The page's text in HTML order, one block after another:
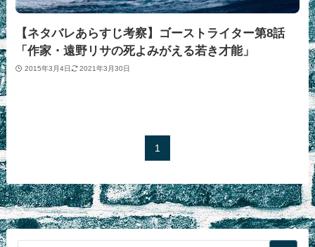
【ネタバレあらすじ考察】ゴーストライター第8話
「作家・遠野リサの死よみがえる若き才能」
2015年3月4日 2021年3月30日
1